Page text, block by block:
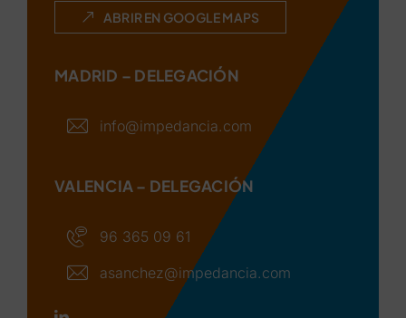
ABRIR EN GOOGLE MAPS
MADRID – DELEGACIÓN
info@impedancia.com
VALENCIA – DELEGACIÓN
96 365 09 61
asanchez@impedancia.com